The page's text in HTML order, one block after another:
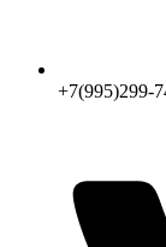
+7(995)299-